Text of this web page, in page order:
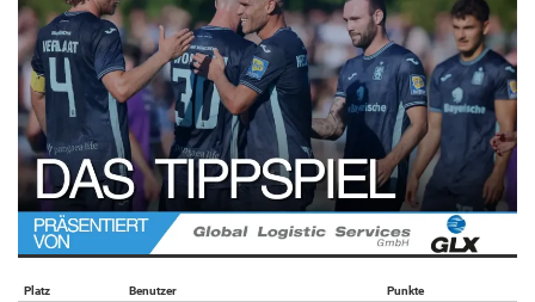
Platz Benutzer
Punkte